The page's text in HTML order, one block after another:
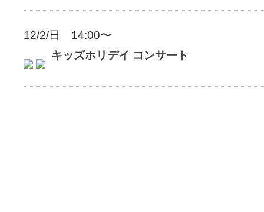
12/2/日 14:00〜
キッズホリデイ コンサート